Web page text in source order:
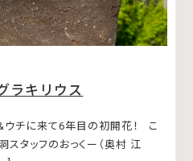
ラキリウス
ウチに来て6年目の初開花！ こ
タッフのおっくー（奥村 江